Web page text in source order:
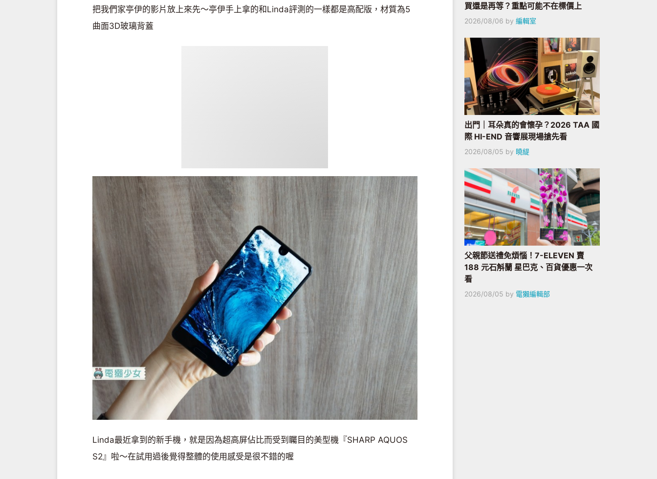
把我們家亭伊的影片放上來先～亭伊手上拿的和Linda評測的一樣都是高配版，材質為5
曲面3D玻璃背蓋
Linda最近拿到的新手機，就是因為超高屏佔比而受到矚目的美型機『SHARP AQUOS
S2』啦～在試用過後覺得整體的使用感受是很不錯的喔
買還是再等？重點可能不在標價上
2026/08/06 by 編輯室
出門｜耳朵真的會懷孕？2026 TAA 國
際 HI-END 音響展現場搶先看
2026/08/05 by 曉緹
父親節送禮免煩惱！7-ELEVEN 賣
188 元石斛蘭 星巴克、百貨優惠一次
看
2026/08/05 by 電獺編輯部